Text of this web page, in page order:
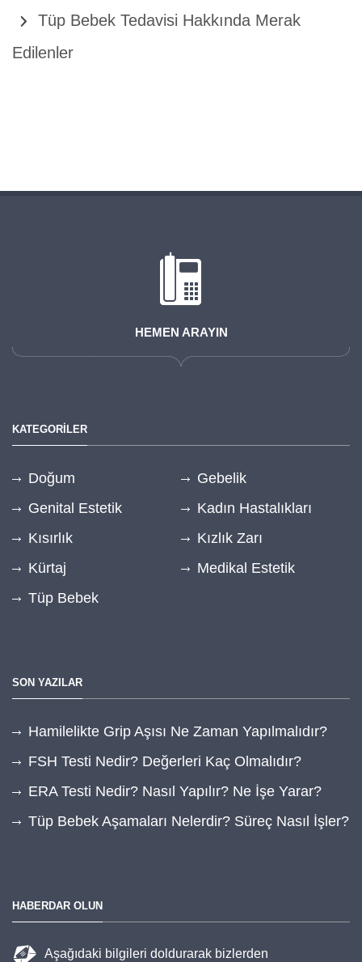
Tüp Bebek Tedavisi Hakkında Merak
Edilenler
HEMEN ARAYIN
KATEGORİLER
Doğum
Gebelik
Genital Estetik
Kadın Hastalıkları
Kısırlık
Kızlık Zarı
Kürtaj
Medikal Estetik
Tüp Bebek
SON YAZILAR
Hamilelikte Grip Aşısı Ne Zaman Yapılmalıdır?
FSH Testi Nedir? Değerleri Kaç Olmalıdır?
ERA Testi Nedir? Nasıl Yapılır? Ne İşe Yarar?
Tüp Bebek Aşamaları Nelerdir? Süreç Nasıl İşler?
HABERDAR OLUN
Aşağıdaki bilgileri doldurarak bizlerden